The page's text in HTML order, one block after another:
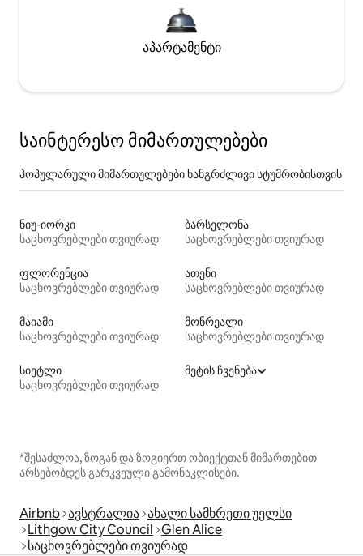
აპარტამენტი
საინტერესო მიმართულებები
პოპულარული მიმართულებები ხანგრძლივი სტუმრობისთვის
ნიუ-იორკი
საცხოვრებლები თვიურად
ბარსელონა
საცხოვრებლები თვიურად
ფლორენცია
საცხოვრებლები თვიურად
ათენი
საცხოვრებლები თვიურად
მაიამი
საცხოვრებლები თვიურად
მონრეალი
საცხოვრებლები თვიურად
სიეტლი
საცხოვრებლები თვიურად
მეტის ჩვენება
*შესაძლოა, ზოგან და ზოგიერთ ობიექტთან მიმართებით
არსებობდეს გარკვეული გამონაკლისები.
Airbnb ავსტრალია ახალი სამხრეთი უელსი
Lithgow City Council Glen Alice
საცხოვრებლები თვიურად